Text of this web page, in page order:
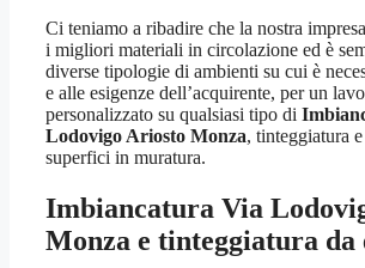
Ci teniamo a ribadire che la nostra
i migliori materiali in circolazione ed è
diverse tipologie di ambienti su cui è
e alle esigenze dell’acquirente, per un
personalizzato su qualsiasi tipo di
Lodovigo Ariosto Monza, tinteggiatura
superfici in muratura.
Imbiancatura Via
Monza e tinteggiatura da